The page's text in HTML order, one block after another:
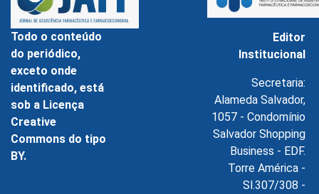
Todo o conteúdo
do periódico,
exceto onde
identificado, está
sob a Licença
Creative
Commons do tipo
BY.
Editor
Institucional
Secretaria:
Alameda Salvador,
1057 - Condomínio
Salvador Shopping
Business - EDF.
Torre América -
Sl.307/308 -